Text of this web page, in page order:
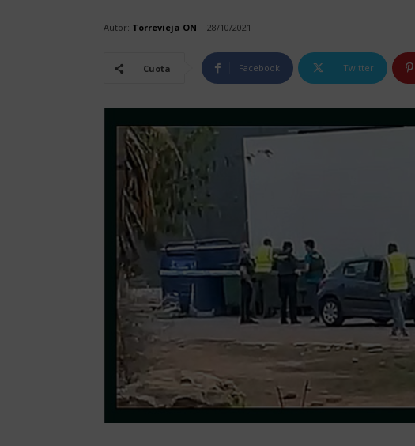
Autor: Torrevieja ON 28/10/2021
Cuota Facebook Twitter